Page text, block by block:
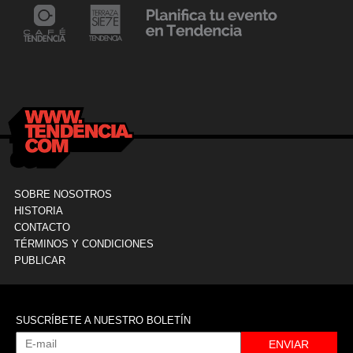
24 mayo, 2021
SOBRE NOSOTROS
HISTORIA
CONTACTO
TÉRMINOS Y CONDICIONES
PUBLICAR
SUSCRÍBETE A NUESTRO BOLETÍN
ENVIAR